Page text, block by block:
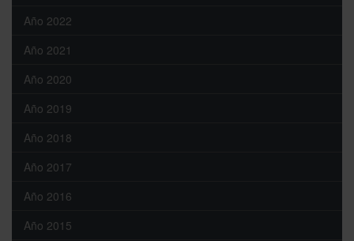
Año 2022
Año 2021
Año 2020
Año 2019
Año 2018
Año 2017
Año 2016
Año 2015